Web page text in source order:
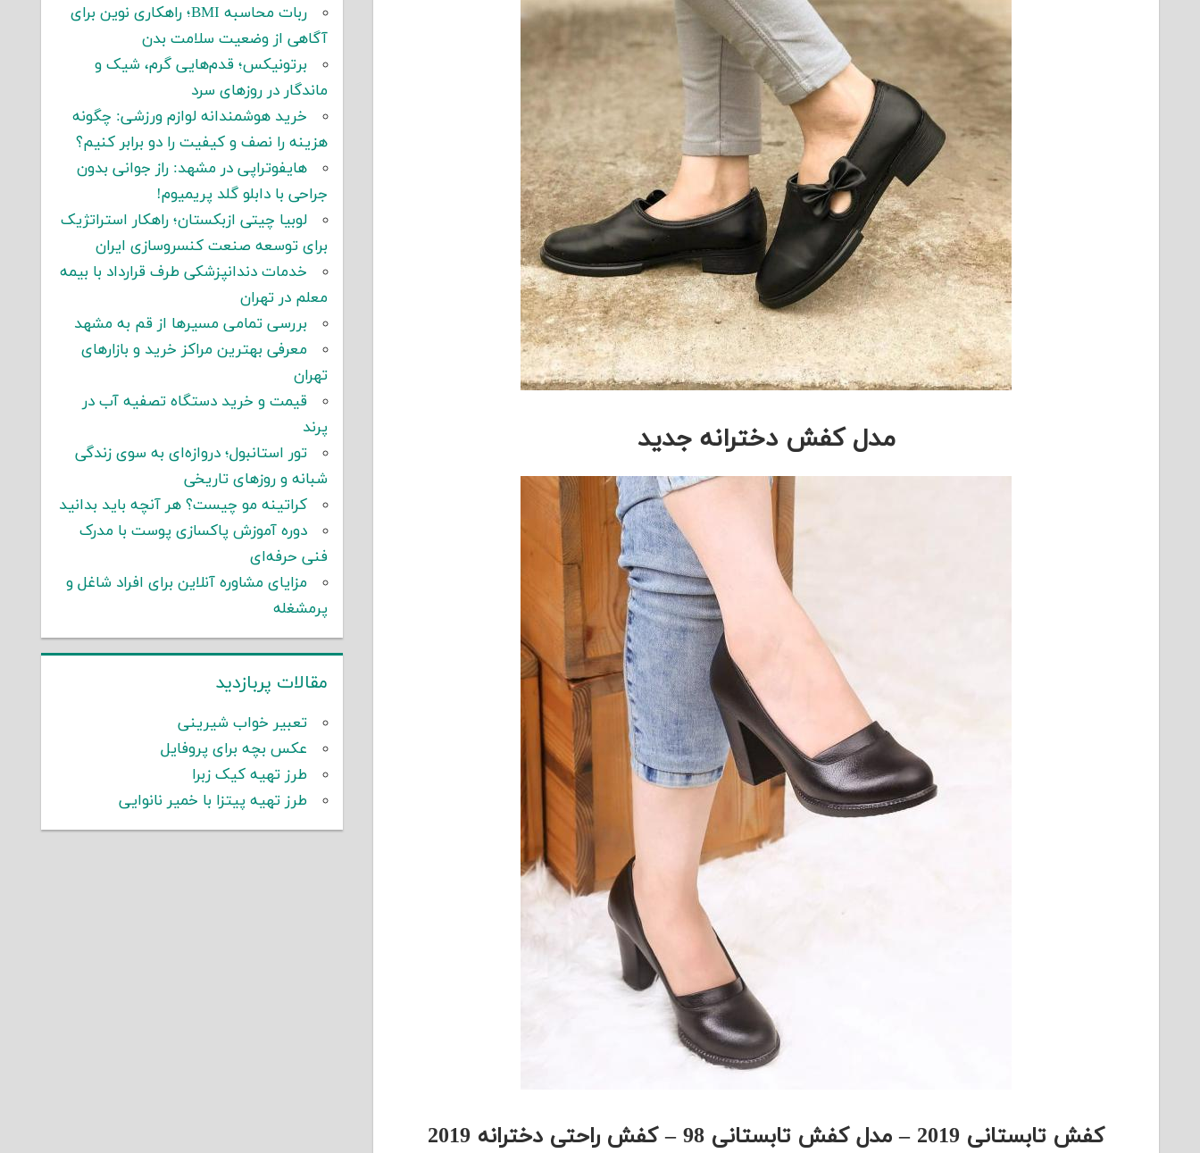
مدل کفش دخترانه جدید
کفش تابستانی 2019 – مدل کفش تابستانی 98 – کفش راحتی دخترانه 2019
ربات محاسبه BMI؛ راهکاری نوین برای
آگاهی از وضعیت سلامت بدن
برتونیکس؛ قدم‌هایی گرم، شیک و
ماندگار در روزهای سرد
خرید هوشمندانه لوازم ورزشی: چگونه
هزینه را نصف و کیفیت را دو برابر کنیم؟
هایفوتراپی در مشهد: راز جوانی بدون
جراحی با دابلو گلد پریمیوم!
لوبیا چیتی ازبکستان؛ راهکار استراتژیک
برای توسعه صنعت کنسروسازی ایران
خدمات دندانپزشکی طرف قرارداد با بیمه
معلم در تهران
بررسی تمامی مسیرها از قم به مشهد
معرفی بهترین مراکز خرید و بازارهای
تهران
قیمت و خرید دستگاه تصفیه آب در
پرند
تور استانبول؛ دروازه‌ای به سوی زندگی
شبانه و روزهای تاریخی
کراتینه مو چیست؟ هر آنچه باید بدانید
دوره آموزش پاکسازی پوست با مدرک
فنی حرفه‌ای
مزایای مشاوره آنلاین برای افراد شاغل و
پرمشغله
مقالات پربازدید
تعبیر خواب شیرینی
عکس بچه برای پروفایل
طرز تهیه کیک زبرا
طرز تهیه پیتزا با خمیر نانوایی